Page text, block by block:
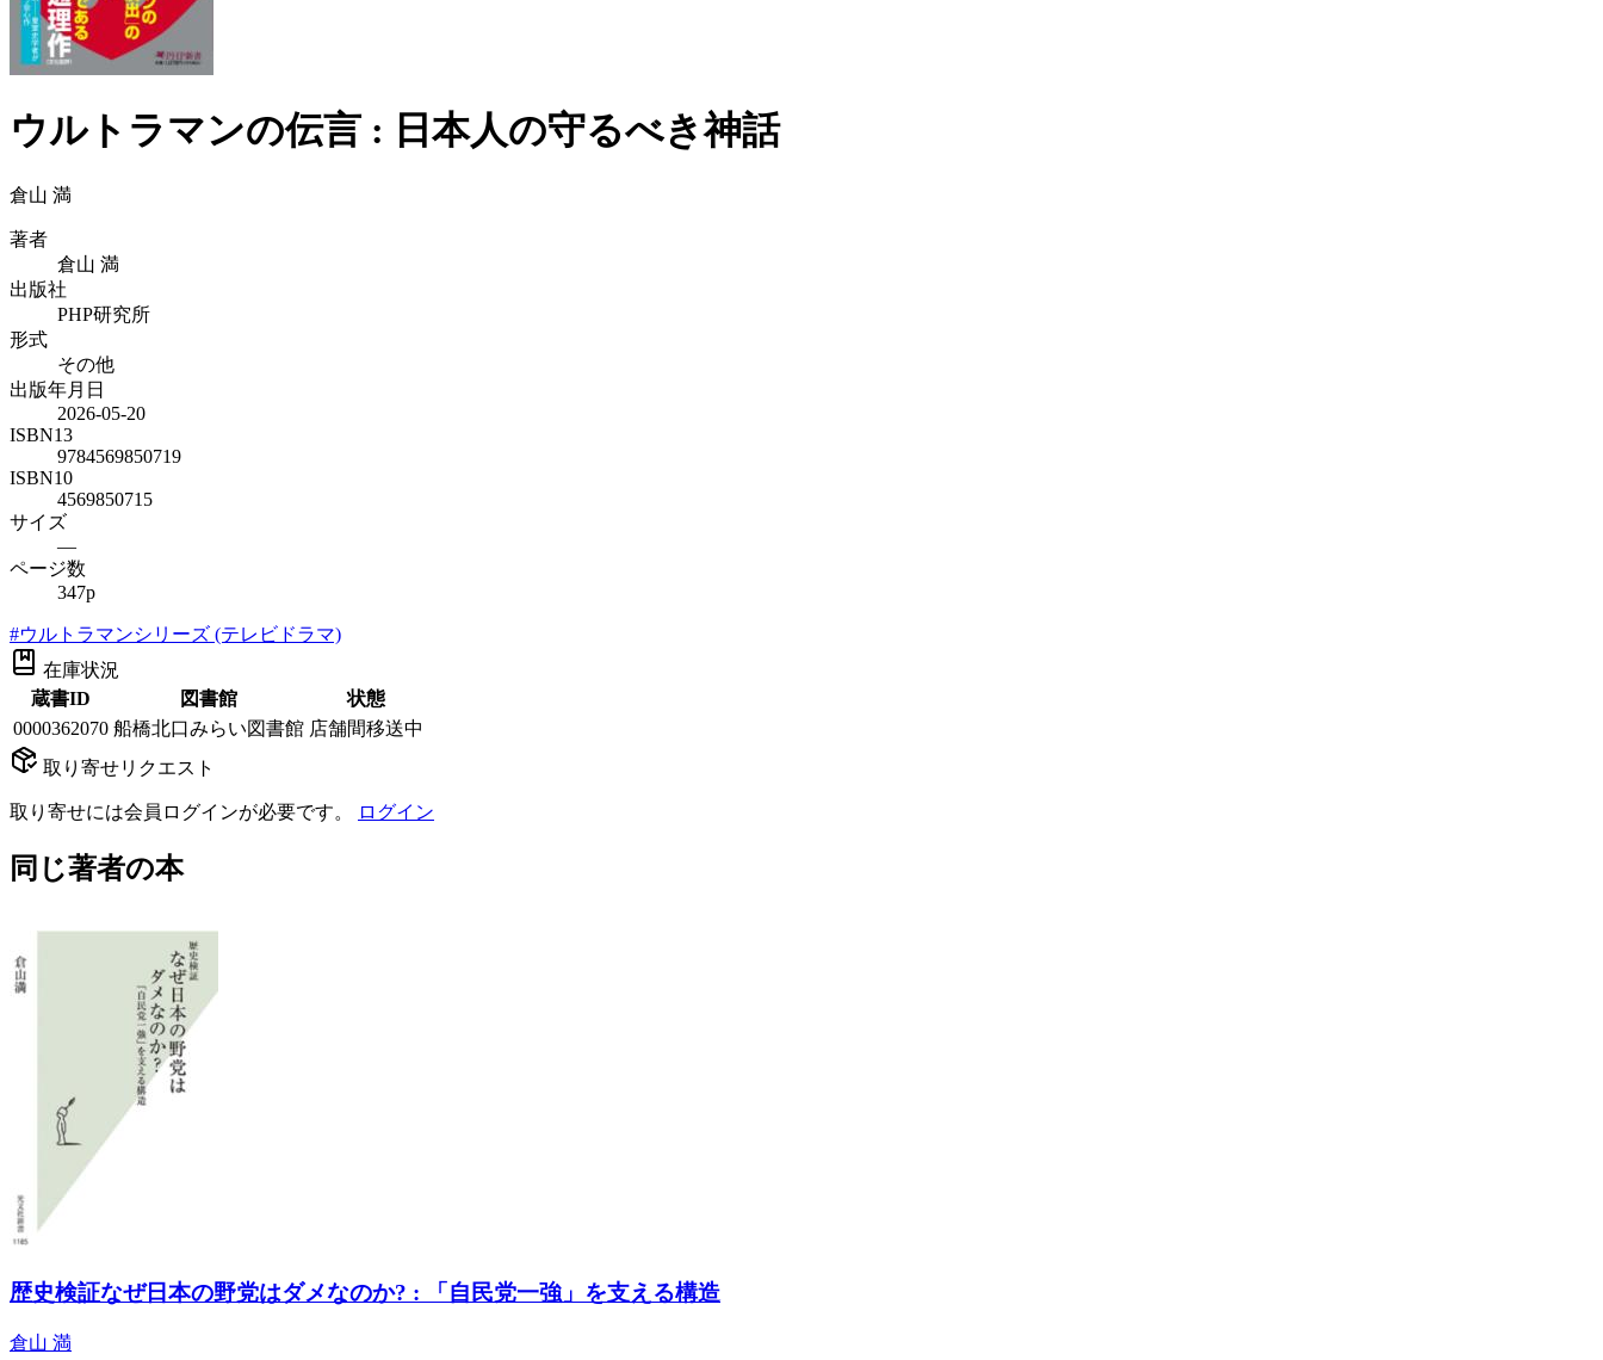
ウルトラマンの伝言 : 日本人の守るべき神話
倉山 満
著者
倉山 満
出版社
PHP研究所
形式
その他
出版年月日
2026-05-20
ISBN13
9784569850719
ISBN10
4569850715
サイズ
—
ページ数
347p
#ウルトラマンシリーズ (テレビドラマ)
在庫状況
蔵書ID
図書館
状態
0000362070 船橋北口みらい図書館 店舗間移送中
取り寄せリクエスト
取り寄せには会員ログインが必要です。 ログイン
同じ著者の本
歴史検証なぜ日本の野党はダメなのか? : 「自民党一強」を支える構造
倉山 満